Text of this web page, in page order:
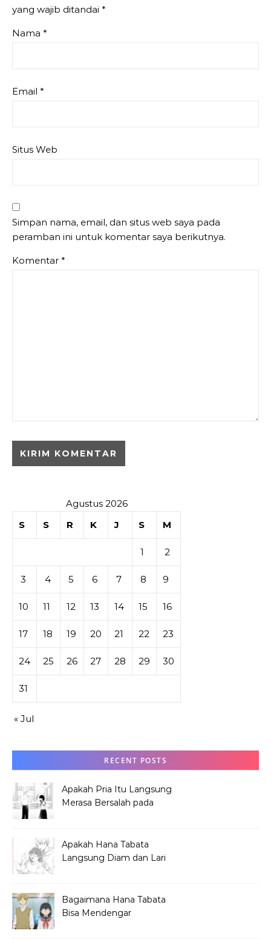
yang wajib ditandai *
Nama *
Email *
Situs Web
Simpan nama, email, dan situs web saya pada
peramban ini untuk komentar saya berikutnya.
Komentar *
Agustus 2026
S
S R K J S M
1 2
3 4 5 6 7 8 9
10 11 12 13 14 15 16
17 18 19 20 21 22 23
24 25 26 27 28 29 30
31
« Jul
RECENT POSTS
Apakah Pria Itu Langsung
Merasa Bersalah pada
Apakah Hana Tabata
Langsung Diam dan Lari
Bagaimana Hana Tabata
Bisa Mendengar